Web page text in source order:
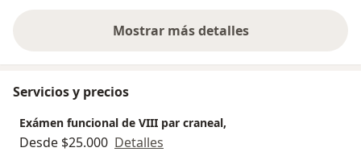
recomendación Ad Honorem en el área.
Mostrar más detalles
sobre la experiencia
Servicios y precios
Exámen funcional de VIII par craneal,
Desde $25.000 Detalles